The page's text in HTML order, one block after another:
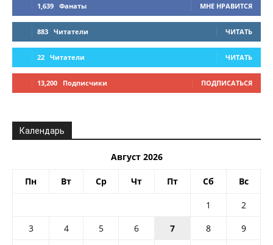
1,639 Фанаты МНЕ НРАВИТСЯ
883 Читатели ЧИТАТЬ
22 Читатели ЧИТАТЬ
13,200 Подписчики ПОДПИСАТЬСЯ
Календарь
Август 2026
Пн Вт Ср Чт Пт Сб Вс
1
2
3
4 5 6 7 8
9